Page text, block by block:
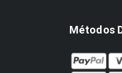
Métodos